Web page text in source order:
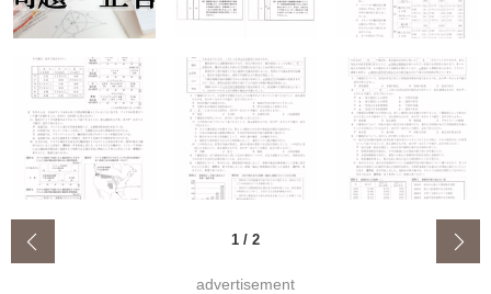
1 / 2
advertisement